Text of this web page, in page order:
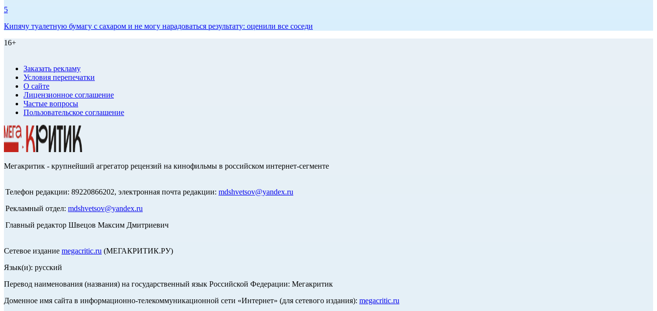
5
Кипячу туалетную бумагу с сахаром и не могу нарадоваться результату: оценили все соседи
16+
Заказать рекламу
Условия перепечатки
О сайте
Лицензионное соглашение
Частые вопросы
Пользовательское соглашение
Мегакритик - крупнейший агрегатор рецензий на кинофильмы в российском интернет-сегменте
Телефон редакции: 89220866202, электронная почта редакции: mdshvetsov@yandex.ru
Рекламный отдел: mdshvetsov@yandex.ru
Главный редактор Швецов Максим Дмитриевич
Сетевое издание megacritic.ru (МЕГАКРИТИК.РУ)
Язык(и): русский
Перевод наименования (названия) на государственный язык Российской Федерации: Мегакритик
Доменное имя сайта в информационно-телекоммуникационной сети «Интернет» (для сетевого издания): megacritic.ru